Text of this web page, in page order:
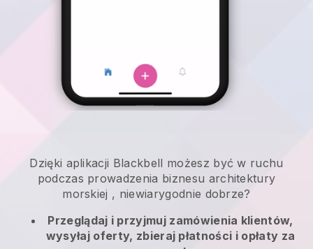
Dzięki aplikacji Blackbell możesz być w ruchu
podczas prowadzenia biznesu architektury
morskiej , niewiarygodnie dobrze?
Przeglądaj i przyjmuj zamówienia klientów,
wysyłaj oferty, zbieraj płatności i opłaty za